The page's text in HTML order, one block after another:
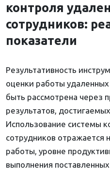
контроля
сотрудников:
показатели
Результативность
оценки работы
быть рассмотрена через
результатов,
Использование системы
сотрудников отражается
работы, уровне
выполнения